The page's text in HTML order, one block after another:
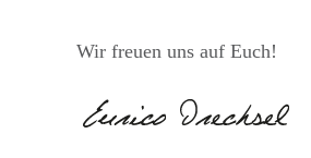
Wir freuen uns auf Euch!